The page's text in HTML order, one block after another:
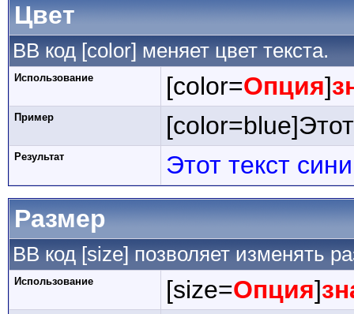
Цвет
BB код [color] меняет цвет текста.
Использование [color=Опция]
Пример
Результат
Этот текст
Размер
BB код [size] позволяет изменять
Использование [size=Опция]